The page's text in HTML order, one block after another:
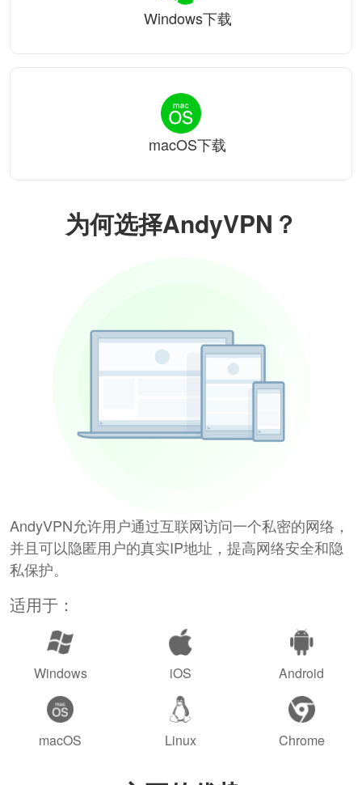
为何选择AndyVPN？
AndyVPN允许用户通过互联网访问一个私密的网络，
并且可以隐匿用户的真实IP地址，提高网络安全和隐
私保护。
适用于：
Windows iOS Android
macOS Linux Chrome
Windows下载
macOS下载